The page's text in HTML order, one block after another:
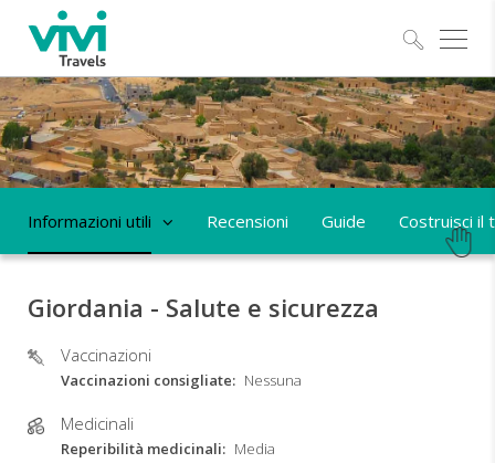
Informazioni utili Recensioni Guide Costruisci il
Giordania - Salute e sicurezza
Vaccinazioni
Vaccinazioni consigliate Nessuna
Medicinali
Reperibilità medicinali Media